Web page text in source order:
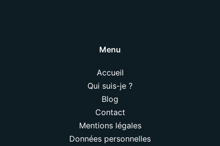
Menu
Accueil
Qui suis-je ?
Blog
Contact
Mentions légales
Données personnelles